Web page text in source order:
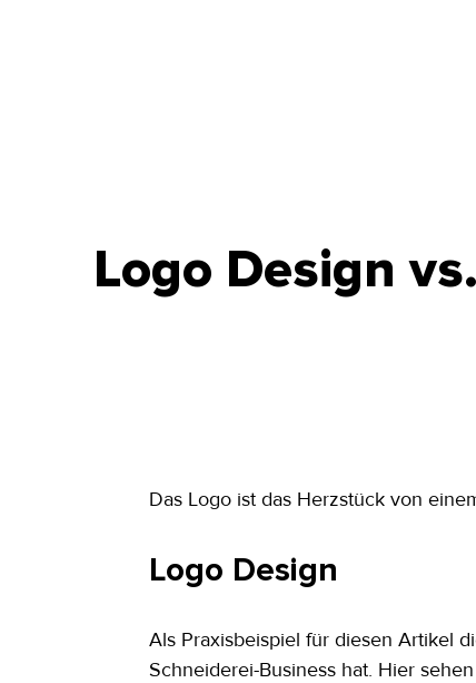
Logo Design
Das Logo ist das Herzstück von
Logo Design
Als Praxisbeispiel für diesen Artikel
Schneiderei-Business hat. Hier